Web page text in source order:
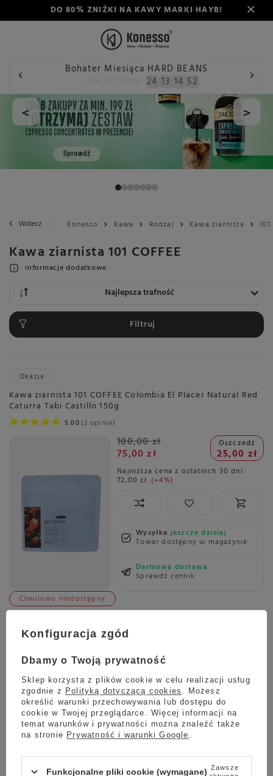
DO 80% ZNIŻKI NA KAWY MARKI HAYB!
Bohater Miesiąca HARD BEANS
24 13 14 52
< >
Wstecz Konesso Kawa Rodzaj Kawa ziarnista
Kawa ziarnista 101 COFFEE
informacje dodatkowe
Zmień sortowanie
Najlepsza trafność
Filtruj
Okazja
Kawa ziarnista 101 COFFEE Colombia El Placer Natural Red
Caturra Tabi Castillo 150g
5.00 2 opinie
100,00 zł
75,00 zł
Oszczedź
25,00 zł
Najniższa cena z ostatnich 30 dni:
72,00 zł +4%
Wysyłkajeszcze dzisiaj
Towar dostępny w magazynie
Darmowa dostawa
Sprawdź cennik
Chwilowo niedostępny
Honey 150g
140,00 zł
Kawa ziarnista 101 COFFEE Colombia Wilder Lazo Bella
Konfiguracja zgód
Dbamy o Twoją prywatność
Sklep korzysta z plików cookie w celu realizacji usług
zgodnie z Polityką dotyczącą cookies
. Możesz
określić warunki przechowywania lub dostępu do
cookie w Twojej przeglądarce. Więcej informacji na
temat warunków i prywatności można znaleźć także
na stronie Prywatność i warunki Google
Funkcjonalne pliki cookie (wymagane) Zawsze